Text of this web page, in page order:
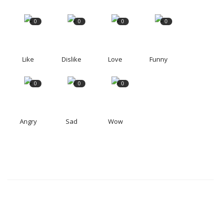
0
Like
0
Dislike
0
Love
0
Funny
0
Angry
0
Sad
0
Wow